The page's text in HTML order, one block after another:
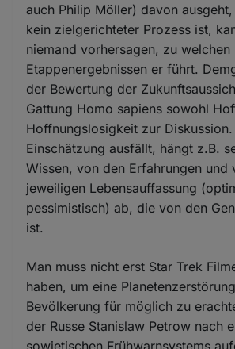
auch Philip Möller) davon
kein zielgerichteter Prozess ist,
niemand vorhersagen, zu welchen
Etappenergebnissen er führt.
der Bewertung der
Gattung Homo sapiens sowohl
Hoffnungslosigkeit zur
Einschätzung ausfällt, hängt z.B.
Wissen, von den Erfahrungen und
jeweiligen Lebensauffassung
pessimistisch) ab, die von den
ist.
Man muss nicht erst Star Trek
haben, um eine
Bevölkerung für möglich zu
der Russe Stanislaw Petrow nach
sowjetischen Frühwarnsystems